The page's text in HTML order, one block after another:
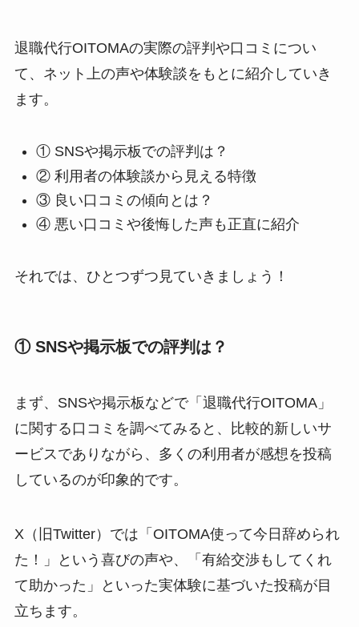
退職代行OITOMAの実際の評判や口コミについ
て、ネット上の声や体験談をもとに紹介していき
ます。
① SNSや掲示板での評判は？
② 利用者の体験談から見える特徴
③ 良い口コミの傾向とは？
④ 悪い口コミや後悔した声も正直に紹介
それでは、ひとつずつ見ていきましょう！
① SNSや掲示板での評判は？
まず、SNSや掲示板などで「退職代行OITOMA」
に関する口コミを調べてみると、比較的新しいサ
ービスでありながら、多くの利用者が感想を投稿
しているのが印象的です。
X（旧Twitter）では「OITOMA使って今日辞められ
た！」という喜びの声や、「有給交渉もしてくれ
て助かった」といった実体験に基づいた投稿が目
立ちます。